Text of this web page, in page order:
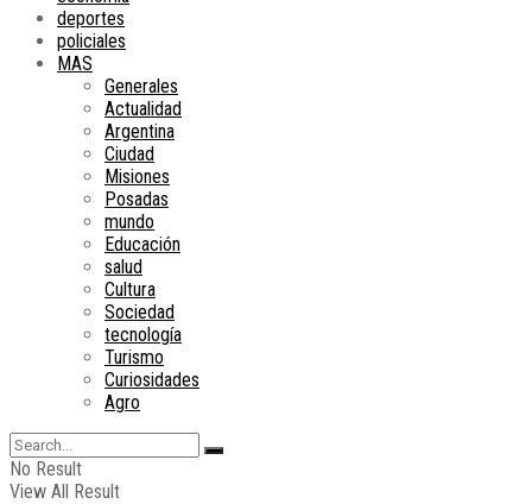
deportes
policiales
MAS
Generales
Actualidad
Argentina
Ciudad
Misiones
Posadas
mundo
Educación
salud
Cultura
Sociedad
tecnología
Turismo
Curiosidades
Agro
No Result
View All Result